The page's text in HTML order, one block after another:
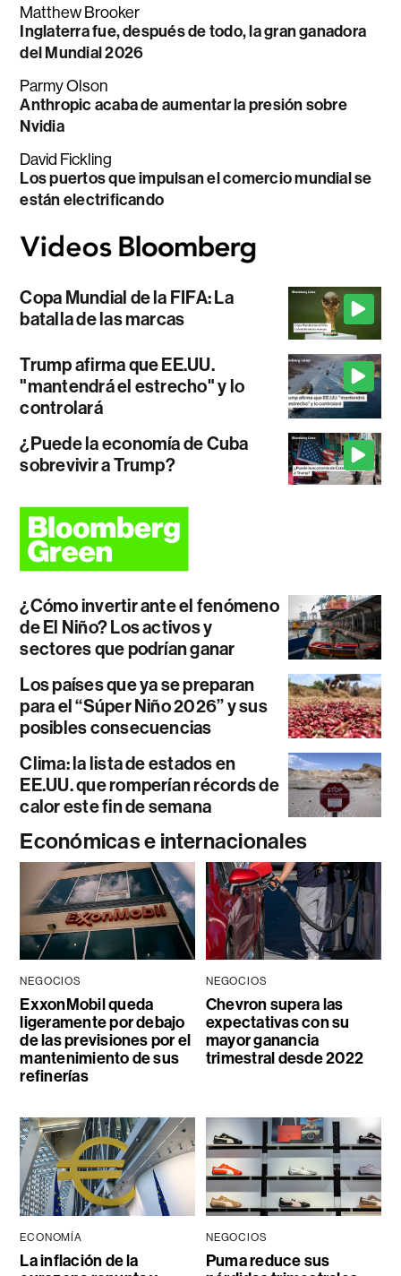
Matthew Brooker
Inglaterra fue, después de todo, la gran ganadora
del Mundial 2026
Parmy Olson
Anthropic acaba de aumentar la presión sobre
Nvidia
David Fickling
Los puertos que impulsan el comercio mundial se
están electrificando
Copa Mundial de la FIFA: La
batalla de las marcas
Trump afirma que EE.UU.
"mantendrá el estrecho" y lo
controlará
¿Puede la economía de Cuba
sobrevivir a Trump?
¿Cómo invertir ante el fenómeno
de El Niño? Los activos y
sectores que podrían ganar
Los países que ya se preparan
para el “Súper Niño 2026” y sus
posibles consecuencias
Clima: la lista de estados en
EE.UU. que romperían récords de
calor este fin de semana
Económicas e internacionales
NEGOCIOS
ExxonMobil queda
ligeramente por debajo
de las previsiones por el
mantenimiento de sus
refinerías
NEGOCIOS
Chevron supera las
expectativas con su
mayor ganancia
trimestral desde 2022
ECONOMÍA
La inflación de la
NEGOCIOS
Puma reduce sus